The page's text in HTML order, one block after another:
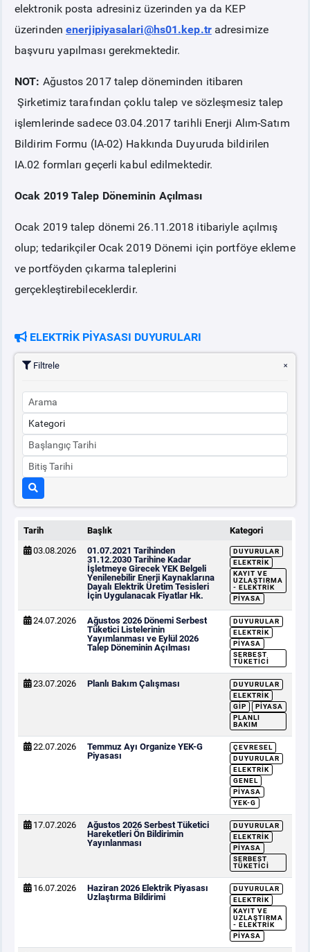
elektronik posta adresiniz üzerinden ya da KEP
üzerinden enerjipiyasalari@hs01.kep.tradresimize
başvuru yapılması gerekmektedir.
NOT: Ağustos 2017 talep döneminden itibaren
Şirketimiz tarafından çoklu talep ve sözleşmesiz talep
işlemlerinde sadece 03.04.2017 tarihli Enerji Alım-Satım
Bildirim Formu (IA-02) Hakkında Duyuruda bildirilen
IA.02 formları geçerli kabul edilmektedir.
Ocak 2019 Talep Döneminin Açılması
Ocak 2019 talep dönemi 26.11.2018 itibariyle açılmış
olup; tedarikçiler Ocak 2019 Dönemi için portföye ekleme
ve portföyden çıkarma taleplerini
gerçekleştirebileceklerdir.
ELEKTRİK PİYASASI DUYURULARI
Filtrele
Tarih Başlık
Kategori
03.08.2026
01.07.2021 Tarihinden
31.12.2030 Tarihine Kadar
İşletmeye Girecek YEK Belgeli
Yenilenebilir Enerji Kaynaklarına
Dayalı Elektrik Üretim Tesisleri
İçin Uygulanacak Fiyatlar Hk.
DUYURULAR
ELEKTRIK
KAYIT VE
UZLAŞTIRMA
- ELEKTRIK
PIYASA
24.07.2026
Ağustos 2026 Dönemi Serbest
Tüketici Listelerinin
Yayımlanması ve Eylül 2026
Talep Döneminin Açılması
DUYURULAR
ELEKTRIK
PIYASA
SERBEST
TÜKETICI
23.07.2026 Planlı Bakım Çalışması
DUYURULAR
ELEKTRIK
GİP
PIYASA
PLANLI
BAKIM
22.07.2026
Temmuz Ayı Organize YEK-G
Piyasası
ÇEVRESEL
DUYURULAR
ELEKTRIK
GENEL
PIYASA
YEK-G
17.07.2026
Ağustos 2026 Serbest Tüketici
Hareketleri Ön Bildirimin
Yayınlanması
DUYURULAR
ELEKTRIK
PIYASA
SERBEST
TÜKETICI
16.07.2026
Haziran 2026 Elektrik Piyasası
Uzlaştırma Bildirimi
DUYURULAR
ELEKTRIK
KAYIT VE
UZLAŞTIRMA
- ELEKTRIK
PIYASA